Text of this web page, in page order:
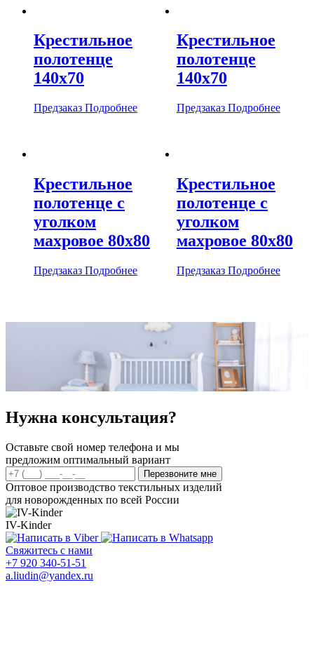
Крестильное
полотенце
140х70
Предзаказ Подробнее
Крестильное
полотенце
140х70
Предзаказ Подробнее
Крестильное
полотенце с
уголком
махровое 80х80
Предзаказ Подробнее
Крестильное
полотенце с
уголком
махровое 80х80
Предзаказ Подробнее
Нужна консультация?
Оставьте свой номер телефона и мы
предложим оптимальный вариант
Перезвоните мне
Оптовое производство текстильных изделий
для новорожденных по всей России
IV-Kinder
Свяжитесь с нами
+7 920 340-51-51
a.liudin@yandex.ru